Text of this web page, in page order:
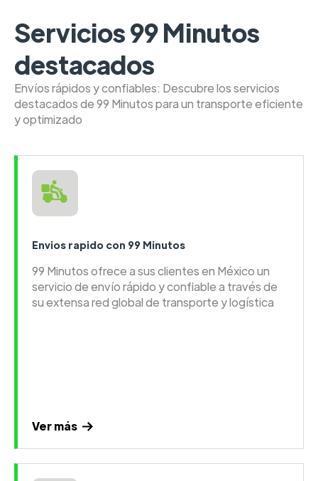
Servicios 99 Minutos
destacados
Envíos rápidos y confiables: Descubre los servicios
destacados de 99 Minutos para un transporte eficiente
y optimizado
Envios rapido con 99 Minutos
99 Minutos ofrece a sus clientes en México un
servicio de envío rápido y confiable a través de
su extensa red global de transporte y logística
Ver más